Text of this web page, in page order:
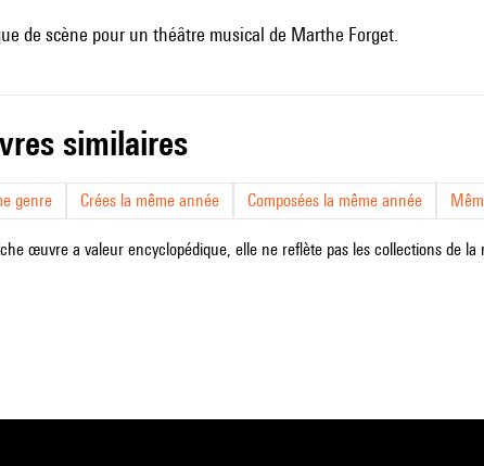
de scène pour un théâtre musical de Marthe Forget.
similaires
genre Crées la même année Composées la même année
œuvre a valeur encyclopédique, elle ne reflète pas les collections de